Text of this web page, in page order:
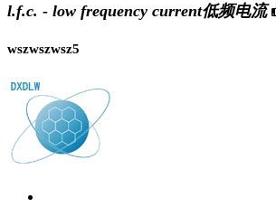
l.f.c. - low frequency current低频电流
wszwszwsz5